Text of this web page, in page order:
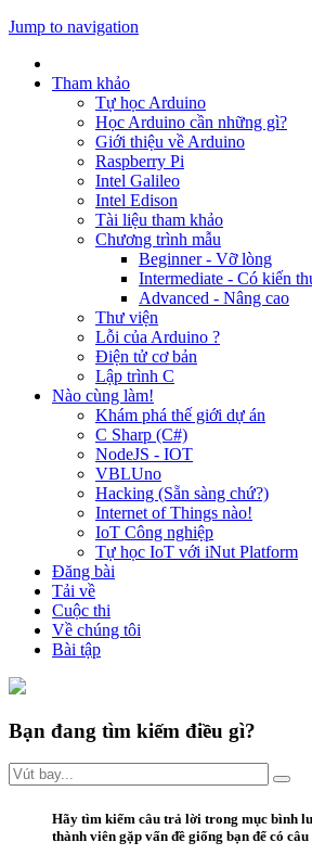
Jump to navigation
Tham khảo
Tự học Arduino
Học Arduino cần những gì?
Giới thiệu về Arduino
Raspberry Pi
Intel Galileo
Intel Edison
Tài liệu tham khảo
Chương trình mẫu
Beginner - Vỡ lòng
Intermediate - Có kiến
Advanced - Nâng cao
Thư viện
Lỗi của Arduino ?
Điện tử cơ bản
Lập trình C
Nào cùng làm!
Khám phá thế giới dự án
C Sharp (C#)
NodeJS - IOT
VBLUno
Hacking (Sẵn sàng chứ?)
Internet of Things nào!
IoT Công nghiệp
Tự học IoT với iNut Platform
Đăng bài
Tải về
Cuộc thi
Về chúng tôi
Bài tập
Bạn đang tìm kiếm điều gì?
Hãy tìm kiếm câu trả lời trong mục bình
thành viên gặp vấn đề giống bạn để có